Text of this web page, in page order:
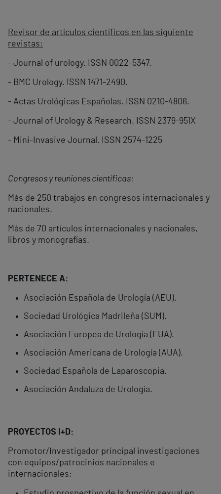
Revisor de artículos científicos en las siguiente
revistas:
- Journal of urology. ISSN 0022-5347.
- BMC Urology. ISSN 1471-2490.
- Actas Urológicas Españolas. ISSN 0210-4806.
- Journal of Urology & Research. ISSN 2379-951X
- Mini-Invasive Journal. ISSN 2574-1225
Congresos y reuniones científicas:
Más de 250 trabajos en congresos internacionales y
nacionales.
Más de 70 artículos internacionales y nacionales,
libros y monografías.
PERTENECE A:
Asociación Española de Urología (AEU).
Sociedad Urológica Madrileña (SUM).
Asociación Europea de Urología (EUA).
Asociación Americana de Urología (AUA).
Sociedad Española de Laparoscopia.
Asociación Andaluza de Urología.
PROYECTOS I+D:
Promotor/Investigador principal investigaciones
con equipos/patrocinios nacionales e
internacionales: